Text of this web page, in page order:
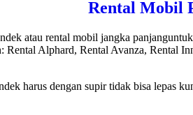
Rental Mobil
atau rental mobil jangka
Alphard, Rental Avanza, Rental
harus dengan supir tidak bisa lepas